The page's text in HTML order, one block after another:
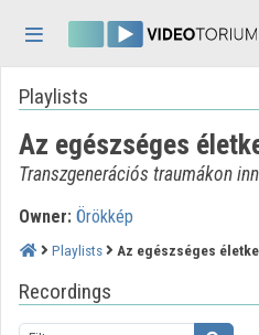
Home
Log In
Discovery
Playlists
Playlists
Az egészséges
Transzgenerációs traumákon
Owner: Örökkép
Playlists Az egészséges
Recordings